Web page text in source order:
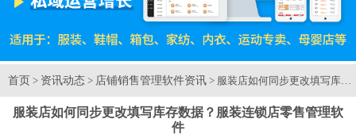
首页 > 资讯动态 > 店铺销售管理软件资讯 > 服装店如何同步更改填写库
服装店如何同步更改填写库存数据？服装连锁店零售管理软
件